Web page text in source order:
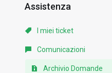
Assistenza
I miei ticket
Comunicazioni
Archivio Domande